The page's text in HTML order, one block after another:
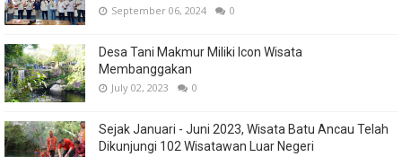
September 06, 2024 0
Desa Tani Makmur Miliki Icon Wisata
Membanggakan
July 02, 2023 0
Sejak Januari - Juni 2023, Wisata Batu Ancau Telah
Dikunjungi 102 Wisatawan Luar Negeri